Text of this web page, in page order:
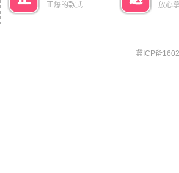
正爆的款式 放心
冀ICP备